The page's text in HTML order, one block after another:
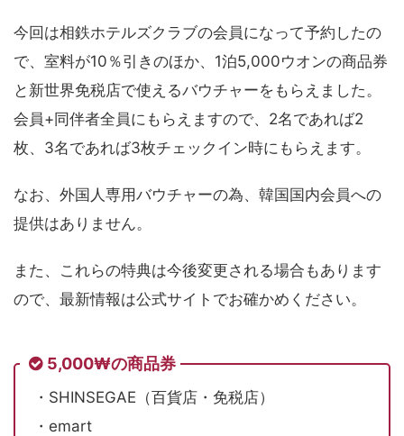
今回は相鉄ホテルズクラブの会員になって予約したの
で、室料が10％引きのほか、1泊5,000ウオンの商品券
と新世界免税店で使えるバウチャーをもらえました。
会員+同伴者全員にもらえますので、2名であれば2
枚、3名であれば3枚チェックイン時にもらえます。
なお、外国人専用バウチャーの為、韓国国内会員への
提供はありません。
また、これらの特典は今後変更される場合もあります
ので、最新情報は公式サイトでお確かめください。
5,000₩の商品券
・SHINSEGAE（百貨店・免税店）
・emart